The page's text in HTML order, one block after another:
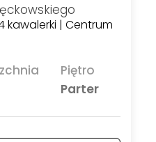
| Centrum
Piętro
Parter